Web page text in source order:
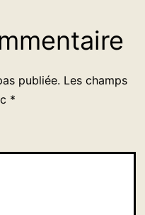
publiée. Les champs
*